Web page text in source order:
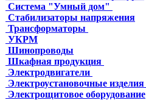
Система "Умный дом"
Стабилизаторы напряжения
Трансформаторы
УКРМ
Шинопроводы
Шкафная продукция
Электродвигатели
Электроустановочные изделия
Электрощитовое оборудование